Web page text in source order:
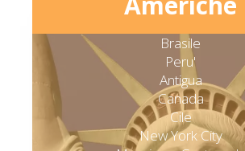
Brasile
Peru'
Antigua
Canada
Cile
New York City